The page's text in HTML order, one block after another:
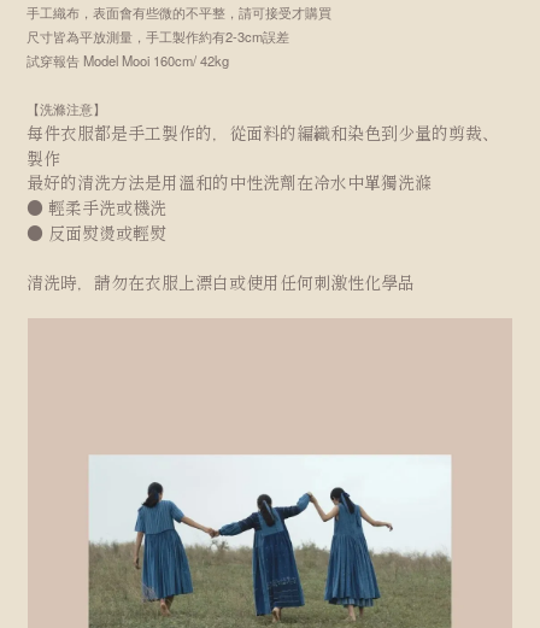
手工織布，表面會有些微的不平整，請可接受才購買
尺寸皆為平放測量，手工製作約有2-3cm誤差
試穿報告 Model Mooi 160cm/ 42kg
【洗滌注意】
每件衣服都是手工製作的，從面料的編織和染色到少量的剪裁、
製作
最好的清洗方法是用溫和的中性洗劑在冷水中單獨洗滌
● 輕柔手洗或機洗
● 反面熨燙或輕熨
清洗時，請勿在衣服上漂白或使用任何刺激性化學品